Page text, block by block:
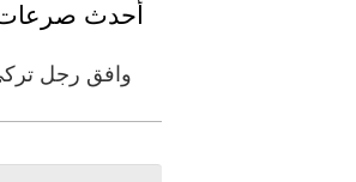
أحدث صرعات
وافق رجل تركي في إطار